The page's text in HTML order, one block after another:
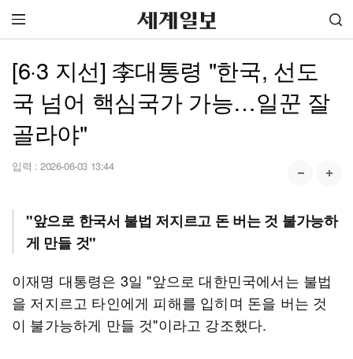
[6·3 지선] 李대통령 "한국, 선도
국 넘어 핵심국가 가능…일꾼 잘
골라야"
입력 : 2026-06-03 13:44
"앞으로 한국서 불법 저지르고 돈 버는 것 불가능하
게 만들 것"
이재명 대통령은 3일 "앞으로 대한민국에서는 불법
을 저지르고 타인에게 피해를 입히며 돈을 버는 것
이 불가능하게 만들 것"이라고 강조했다.